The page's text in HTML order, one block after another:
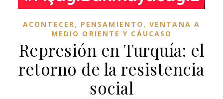
ACONTECER, PENSAMIENTO ,VENTANA A
MEDIO ORIENTE Y CÁUCASO
Represión en Turquía: el
retorno de la resistencia
social